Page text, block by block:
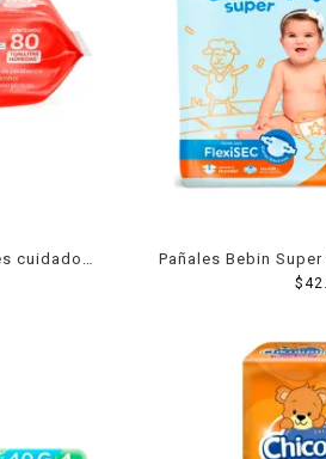
cuidado
Pañales Bebin Super
$